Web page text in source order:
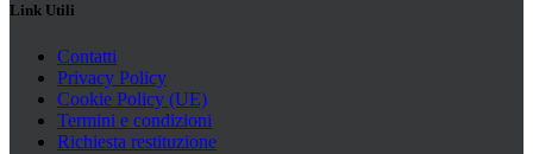
Link Utili
Contatti
Privacy Policy
Cookie Policy (UE)
Termini e condizioni
Richiesta restituzione